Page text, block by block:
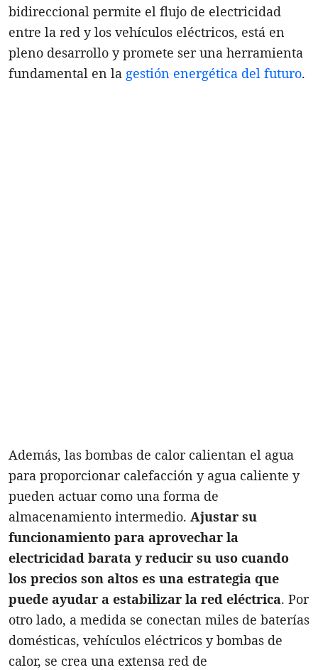
bidireccional permite el flujo de electricidad
entre la red y los vehículos eléctricos, está en
pleno desarrollo y promete ser una herramienta
fundamental en la gestión energética del futuro.
Además, las bombas de calor calientan el agua
para proporcionar calefacción y agua caliente y
pueden actuar como una forma de
almacenamiento intermedio. Ajustar su
funcionamiento para aprovechar la
electricidad barata y reducir su uso cuando
los precios son altos es una estrategia que
puede ayudar a estabilizar la red eléctrica. Por
otro lado, a medida se conectan miles de baterías
domésticas, vehículos eléctricos y bombas de
calor, se crea una extensa red de